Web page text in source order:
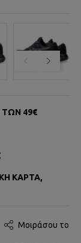
49€
ΚΑΡΤΑ,
Μοιράσου το